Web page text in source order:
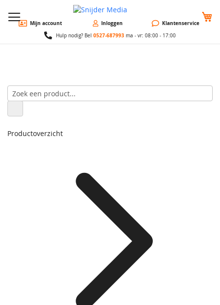
Mijn account Inloggen Klantenservice
Hulp nodig? Bel 0527-687993 ma - vr: 08:00 - 17:00
Productoverzicht